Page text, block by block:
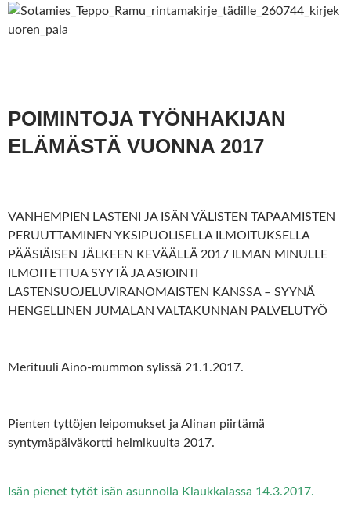
POIMINTOJA TYÖNHAKIJAN
ELÄMÄSTÄ VUONNA 2017
VANHEMPIEN LASTENI JA ISÄN VÄLISTEN TAPAAMISTEN
PERUUTTAMINEN YKSIPUOLISELLA ILMOITUKSELLA
PÄÄSIÄISEN JÄLKEEN KEVÄÄLLÄ 2017 ILMAN MINULLE
ILMOITETTUA SYYTÄ JA ASIOINTI
LASTENSUOJELUVIRANOMAISTEN KANSSA – SYYNÄ
HENGELLINEN JUMALAN VALTAKUNNAN PALVELUTYÖ
Merituuli Aino-mummon sylissä 21.1.2017.
Pienten tyttöjen leipomukset ja Alinan piirtämä
syntymäpäiväkortti helmikuulta 2017.
Isän pienet tytöt isän asunnolla Klaukkalassa 14.3.2017.